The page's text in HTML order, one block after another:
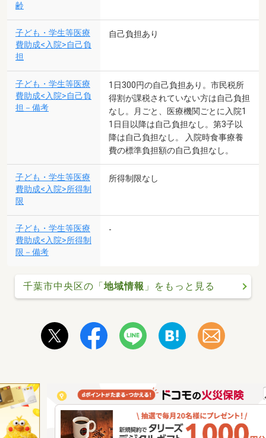
齢
子ども・学生等医療
費助成<入院>自己負
担
自己負担あり
子ども・学生等医療
費助成<入院>自己負
担－備考
1日300円の自己負担あり。市民税所
得割が課税されていない方は自己負担
なし。月ごと、医療機関ごとに入院1
1日目以降は自己負担なし。第3子以
降は自己負担なし。 入院時食事療養
費の標準負担額の自己負担なし。
子ども・学生等医療
費助成<入院>所得制
限
所得制限なし
子ども・学生等医療
費助成<入院>所得制
限－備考
-
千葉市中央区の「地域情報 」をもっと見る